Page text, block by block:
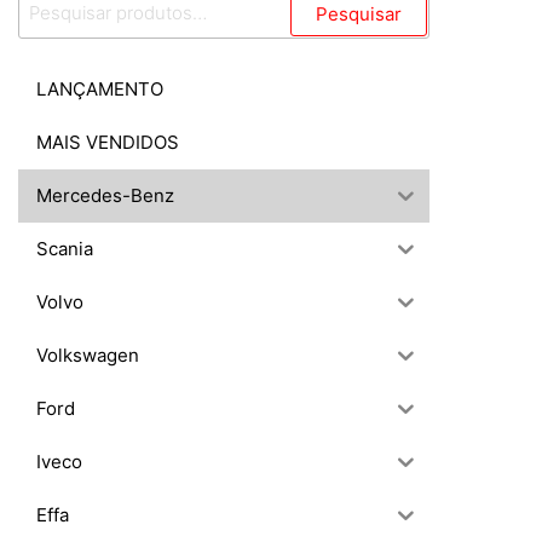
Pesquisar
LANÇAMENTO
MAIS VENDIDOS
Mercedes-Benz
Scania
Volvo
Volkswagen
Ford
Iveco
Effa